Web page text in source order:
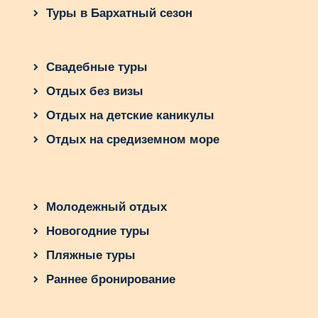
Утро в аквапарке.
отеля.
Вечер в Global Village.
День 4: Пляжный отдых
Утро на JBR Beach.
Обед в одном из кафе на набережной.
Туры в Бархатный сезон
Свадебные туры
Отдых без визы
Отдых на детские каникулы
Отдых на средиземном море
Молодежный отдых
Новогодние туры
Пляжные туры
Раннее бронирование